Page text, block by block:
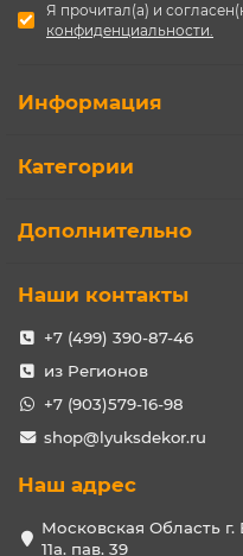
Я прочитал(а) и
конфиденциальности.
Информация
Категории
Дополнительно
Наши контакты
+7 (499) 390-87-46
из Регионов
+7 (903)579-16-98
shop@lyuksdekor.ru
Наш адрес
Московская Область г.
11а. пав. 39